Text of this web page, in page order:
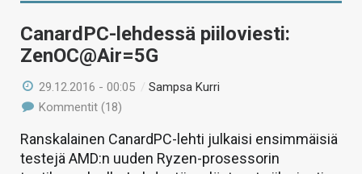
CanardPC-lehdessä piiloviesti:
ZenOC@Air=5G
29.12.2016 - 00:05 /Sampsa Kurri
Kommentit (18)
Ranskalainen CanardPC-lehti julkaisi ensimmäisiä
testejä AMD:n uuden Ryzen-prosessorin